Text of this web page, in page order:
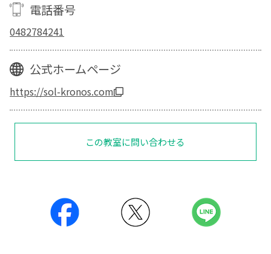
電話番号
0482784241
公式ホームページ
https://sol-kronos.com
この教室に問い合わせる